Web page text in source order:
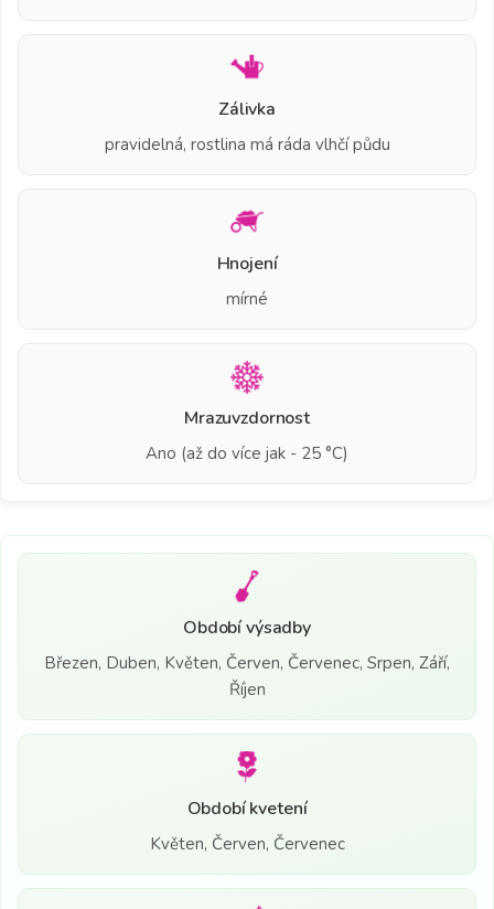
Zálivka
pravidelná, rostlina má ráda vlhčí půdu
Hnojení
mírné
Mrazuvzdornost
Ano (až do více jak - 25 °C)
Období výsadby
Březen, Duben, Květen, Červen, Červenec, Srpen, Září,
Říjen
Období kvetení
Květen, Červen, Červenec